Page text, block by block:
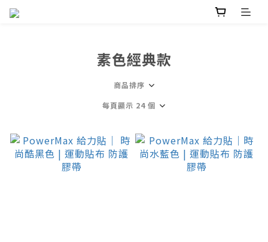
素色經典款
商品排序
每頁顯示 24 個